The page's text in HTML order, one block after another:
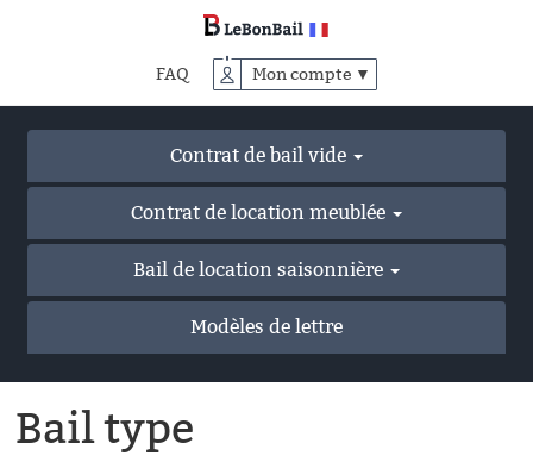
FAQ Mon compte ▼
Contrat de bail vide
Contrat de location meublée
Bail de location saisonnière
Modèles de lettre
Bail type